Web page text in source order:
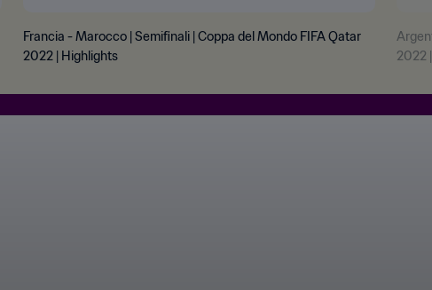
Francia - Marocco | Semifinali | Coppa del Mondo FIFA Qatar
2022 | Highlights
2022